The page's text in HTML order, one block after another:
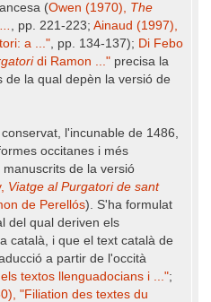
(Owen (1970), The
, pp. 221-223; Ainaud (1997),
a ...", pp. 134-137); Di Febo
di Ramon ..." precisa la
de la qual depèn la versió de
l'incunable de 1486,
occitanes i més
de la versió
Viatge al Purgatori de sant
de Perellós). S'ha formulat
del qual deriven els
català, i que el text català de
a partir de l'occità
textos llenguadocians i ...";
"Filiation des textes du